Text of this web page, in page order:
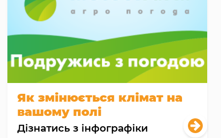
Як змінюється клімат на
вашому полі
Дізнатись з інфографіки